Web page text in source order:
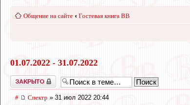
Общение на сайте ‹ Гостевая книга ВВ
01.07.2022 - 31.07.2022
Закрыто
# Спектр » 31 июл 2022 20:44